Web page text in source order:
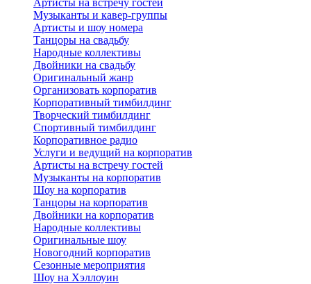
Музыканты и кавер-группы
Артисты и шоу номера
Танцоры на свадьбу
Народные коллективы
Двойники на свадьбу
Оригинальный жанр
Организовать корпоратив
Корпоративный тимбилдинг
Творческий тимбилдинг
Спортивный тимбилдинг
Корпоративное радио
Услуги и ведущий на корпоратив
Артисты на встречу гостей
Музыканты на корпоратив
Шоу на корпоратив
Танцоры на корпоратив
Двойники на корпоратив
Народные коллективы
Оригинальные шоу
Новогодний корпоратив
Сезонные мероприятия
Шоу на Хэллоуин